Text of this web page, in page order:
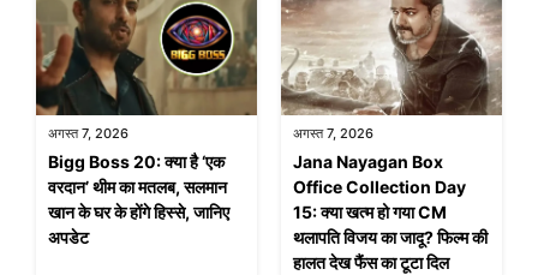
अगस्त 7, 2026
Bigg Boss 20: क्या है ‘एक
वरदान’ थीम का मतलब, सलमान
खान के घर के होंगे हिस्से, जानिए
अपडेट
अगस्त 7, 2026
Jana Nayagan Box
Office Collection Day
15: क्या खत्म हो गया CM
थलापति विजय का जादू? फिल्म की
हालत देख फैंस का टूटा दिल